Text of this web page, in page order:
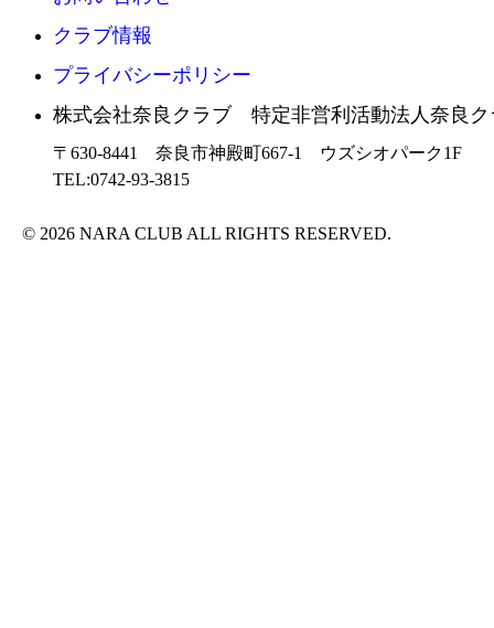
クラブ情報
プライバシーポリシー
株式会社奈良クラブ 特定非営利活動法人奈良ク
〒630-8441 奈良市神殿町667-1
ウズシオパーク1F
TEL:0742-93-3815
© 2026 NARA CLUB ALL RIGHTS RESERVED.